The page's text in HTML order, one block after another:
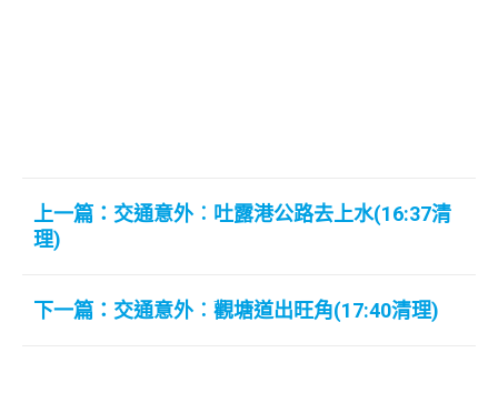
上一篇：交通意外︰吐露港公路去上水(16:37清
理)
下一篇：交通意外︰觀塘道出旺角(17:40清理)